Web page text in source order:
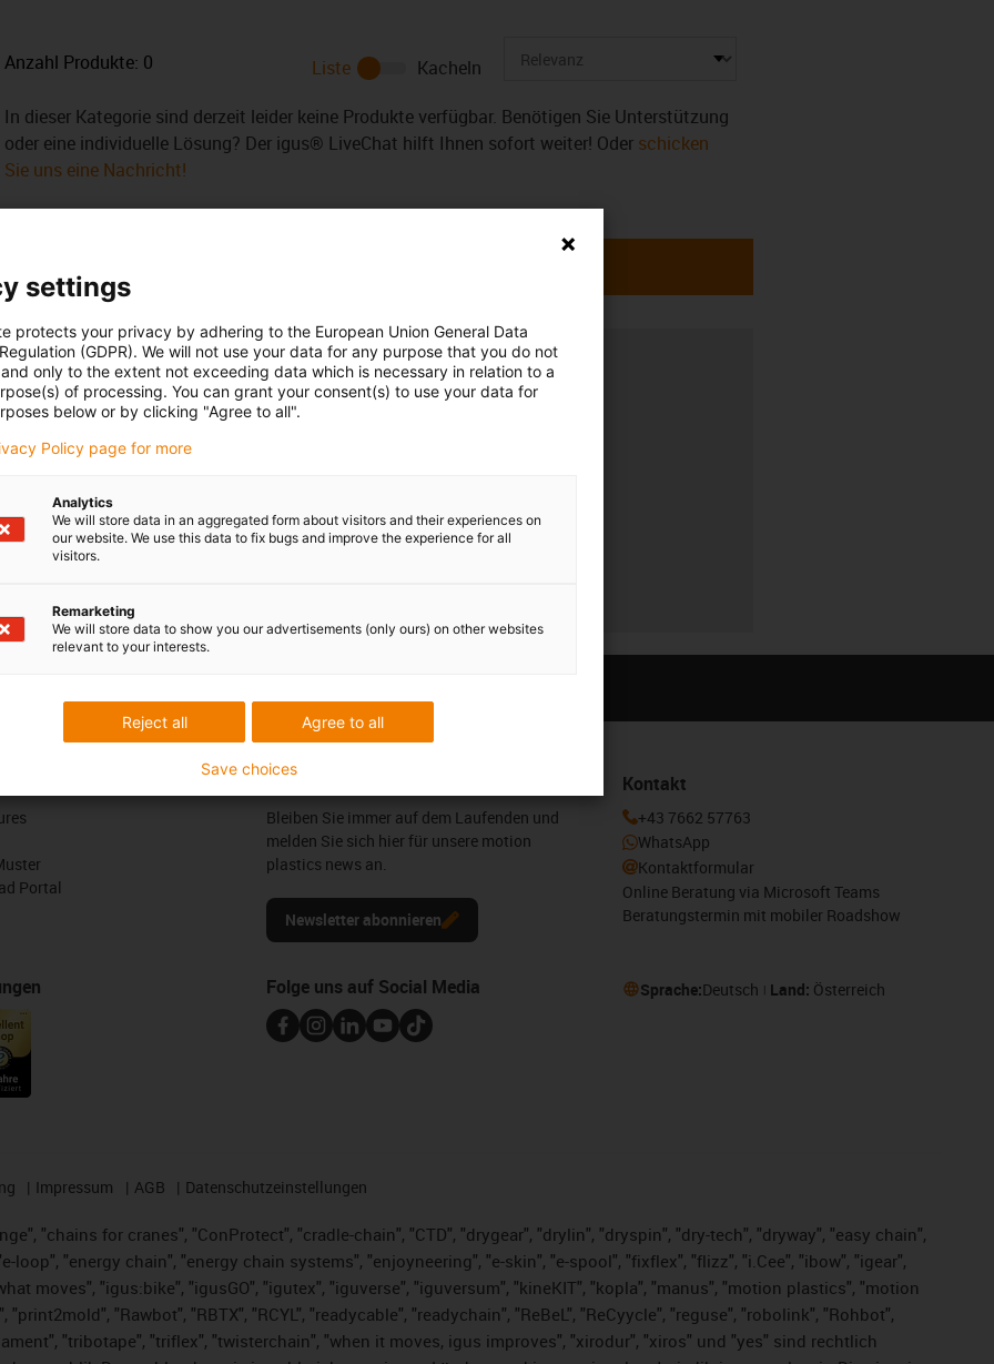
Anzahl Produkte: 0 Liste
Kacheln
In dieser Kategorie sind derzeit leider keine Produkte verfügbar. Benötigen Sie Unterstützung
oder eine individuelle Lösung? Der igus® LiveChat hilft Ihnen sofort weiter! Oder schicken
Sie uns eine Nachricht!
Fragen auch
Stadlmayr
schreiben
Beratung und Lieferung
Persönlich
Online
Chat-Service
Portal
Newsletter
Bleiben Sie immer auf dem Laufenden und
melden Sie sich hier für unsere motion
plastics news an.
Newsletter abonnieren
Kontakt
+43 7662 57763
WhatsApp
Kontaktformular
Online Beratung via Microsoft Teams
Beratungstermin mit mobiler Roadshow
Folge uns auf Social Media Sprache:Deutsch Land: Österreich
Impressum AGB Datenschutzeinstellungen
"chains for cranes", "ConProtect", "cradle-chain", "CTD", "drygear", "drylin", "dryspin", "dry-tech", "dryway", "easy chain",
loop", "energy chain", "energy chain systems", "enjoyneering", "e-skin", "e-spool", "fixflex", "flizz", "i.Cee", "ibow", "igear",
moves", "igus:bike", "igusGO", "igutex", "iguverse", "iguversum", "kineKIT", "kopla", "manus", "motion plastics", "motion
"Rawbot", "RBTX", "RCYL", "readycable", "readychain", "ReBeL", "ReCyycle", "reguse", "robolink", "Rohbot",
"tribotape", "triflex", "twisterchain", "when it moves, igus improves", "xirodur", "xiros" und "yes" sind rechtlich
settings
protects your privacy by adhering to the European Union General Data
(GDPR). We will not use your data for any purpose that you do not
only to the extent not exceeding data which is necessary in relation to a
of processing. You can grant your consent(s) to use your data for
below or by clicking "Agree to all".
Policy page for more
Analytics
We will store data in an aggregated form about visitors and their experiences on
our website. We use this data to fix bugs and improve the experience for all
visitors.
Remarketing
We will store data to show you our advertisements (only ours) on other websites
relevant to your interests.
Agree to all
Reject all
Save choices